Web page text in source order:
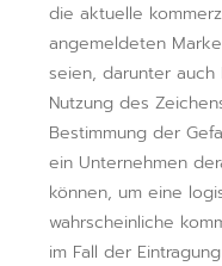
die aktuelle
angemeldeten
seien, darunter
Nutzung des
Bestimmung der
ein Unternehmen
können, um eine
wahrscheinliche
im Fall der